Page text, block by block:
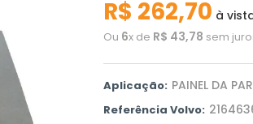
R$ 262,70 à
Ou 6x de R$ 43,78 sem
Aplicação: PAINEL DA
Referência Volvo: